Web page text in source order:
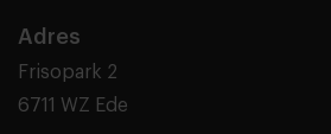
Adres
Frisopark 2
6711 WZ Ede